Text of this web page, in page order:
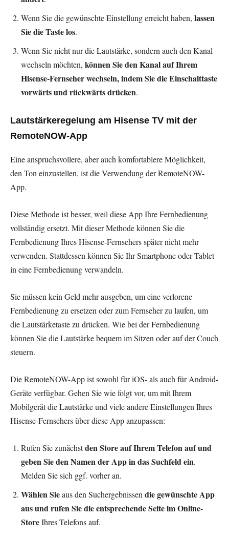
Wenn Sie die gewünschte Einstellung erreicht haben, lassen
Sie die Taste los.
Wenn Sie nicht nur die Lautstärke, sondern auch den Kanal
wechseln möchten, können Sie den Kanal auf Ihrem
Hisense-Fernseher wechseln, indem Sie die Einschalttaste
vorwärts und rückwärts drücken.
Lautstärkeregelung am Hisense TV mit der
RemoteNOW-App
Eine anspruchsvollere, aber auch komfortablere Möglichkeit,
den Ton einzustellen, ist die Verwendung der RemoteNOW-
App.
Diese Methode ist besser, weil diese App Ihre Fernbedienung
vollständig ersetzt. Mit dieser Methode können Sie die
Fernbedienung Ihres Hisense-Fernsehers später nicht mehr
verwenden. Stattdessen können Sie Ihr Smartphone oder Tablet
in eine Fernbedienung verwandeln.
Sie müssen kein Geld mehr ausgeben, um eine verlorene
Fernbedienung zu ersetzen oder zum Fernseher zu laufen, um
die Lautstärketaste zu drücken. Wie bei der Fernbedienung
können Sie die Lautstärke bequem im Sitzen oder auf der Couch
steuern.
Die RemoteNOW-App ist sowohl für iOS- als auch für Android-
Geräte verfügbar. Gehen Sie wie folgt vor, um mit Ihrem
Mobilgerät die Lautstärke und viele andere Einstellungen Ihres
Hisense-Fernsehers über diese App anzupassen:
Rufen Sie zunächstden Store auf Ihrem Telefon auf und
geben Sie den Namen der App in das Suchfeld ein.
Melden Sie sich ggf. vorher an.
Wählen Sieaus den Suchergebnissen die gewünschte App
aus und rufen Sie die entsprechende Seite im Online-
StoreIhres Telefons auf.